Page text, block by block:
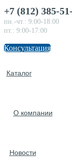
Каталог
О компании
Новости
+7 (812) 385-
пн.-чт.: 9:00-18:00
пт.: 9:00-17:00
Консультация